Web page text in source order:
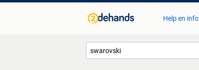
Help en info